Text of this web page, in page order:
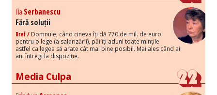
Tia Serbanescu
Fără soluții
Bref / Domnule, când cineva îți dă 770 de mil. de euro
pentru o lege (a salarizării), păi îți aduni toate mințile
astfel ca legea să arate cât mai bine posibil. Mai ales când ai
ani întregi la dispoziție.
Media Culpa